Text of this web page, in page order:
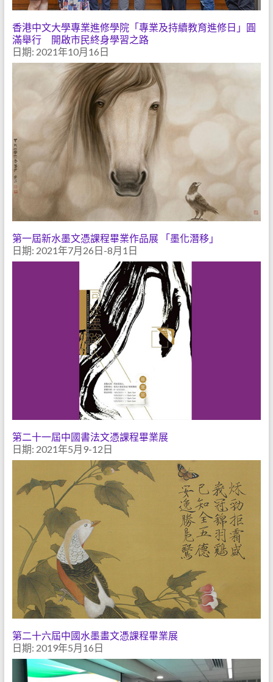
香港中文大學專業進修學院「專業及持續教育進修日」圓
滿舉行 開啟市民終身學習之路
日期: 2021年10月16日
第一屆新水墨文憑課程畢業作品展 「墨化潛移」
日期: 2021年7月26日-8月1日
第二十一屆中國書法文憑課程畢業展
日期: 2021年5月9-12日
第二十六屆中國水墨畫文憑課程畢業展
日期: 2019年5月16日